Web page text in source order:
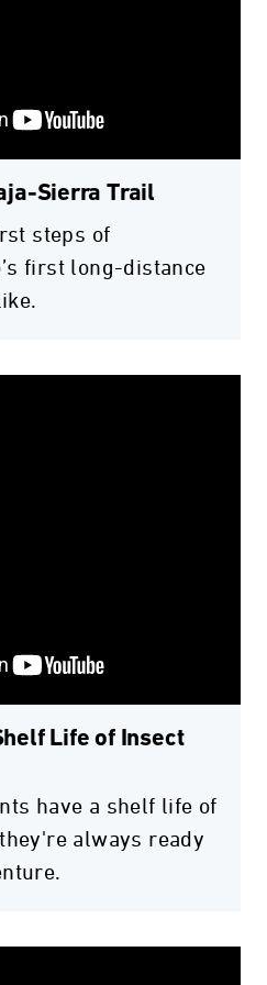
Sierra Trail
steps of
first long-distance
Life of Insect
have a shelf life of
always ready